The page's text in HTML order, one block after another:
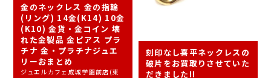
金のネックレス 金の指輪
(リング) 14金(K14) 10金
(K10) 金貨・金コイン 壊
れた金製品 金ピアス プラ
チナ 金・プラチナジュエ
リーおまとめ
ジュエルカフェ成城学園前店(東
刻印なし喜平ネックレスの
破片をお買取りさせていた
だきました!!